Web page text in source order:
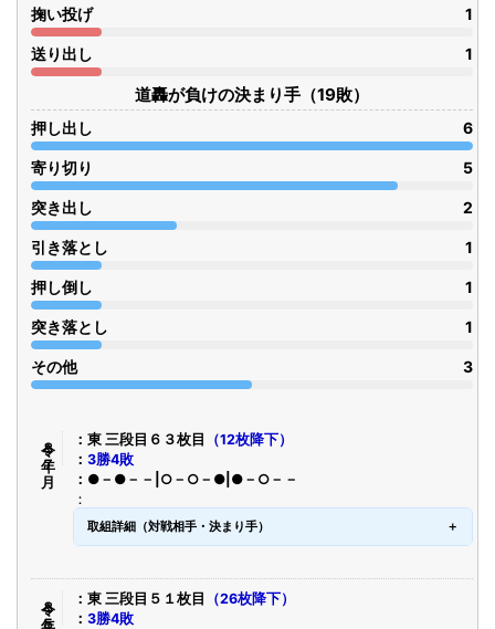
掬い投げ 1
送り出し 1
道轟が負けの決まり手（19敗）
押し出し 6
寄り切り 5
突き出し 2
引き落とし 1
押し倒し 1
突き落とし 1
その他 3
令８年７月 東 三段目６３枚目
（12枚降下）
3勝4敗
●－●－－|○－○－●|●－○－－
取組詳細（対戦相手・決まり手）
令８年５月 東 三段目５１枚目
（26枚降下）
3勝4敗